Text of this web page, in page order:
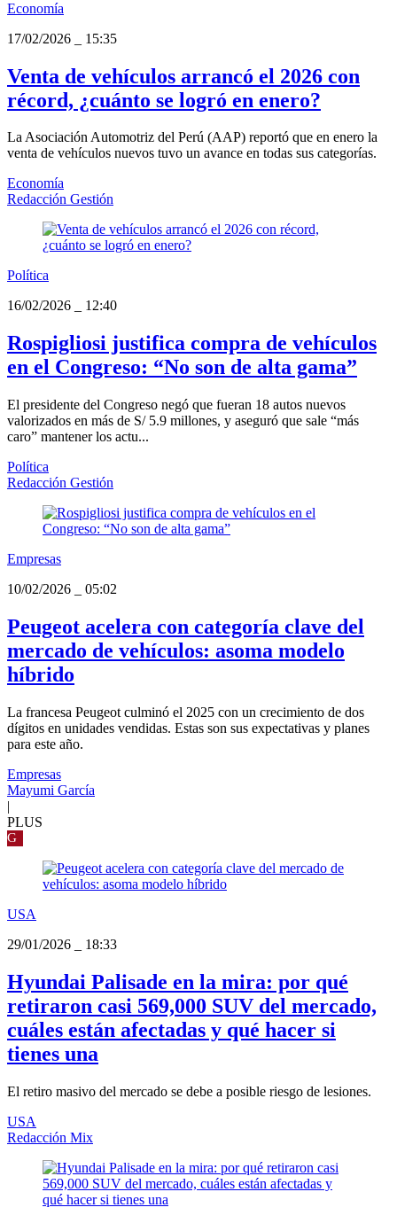
Economía
17/02/2026
15:35
Venta de vehículos arrancó el 2026 con
récord, ¿cuánto se logró en enero?
La Asociación Automotriz del Perú (AAP) reportó que en enero la
venta de vehículos nuevos tuvo un avance en todas sus categorías.
Economía
Redacción Gestión
Política
16/02/2026
12:40
Rospigliosi justifica compra de vehículos
en el Congreso: “No son de alta gama”
El presidente del Congreso negó que fueran 18 autos nuevos
valorizados en más de S/ 5.9 millones, y aseguró que sale “más
caro” mantener los actu...
Política
Redacción Gestión
Empresas
10/02/2026
05:02
Peugeot acelera con categoría clave del
mercado de vehículos: asoma modelo
híbrido
La francesa Peugeot culminó el 2025 con un crecimiento de dos
dígitos en unidades vendidas. Estas son sus expectativas y planes
para este año.
Empresas
Mayumi García
|
PLUS
G
USA
29/01/2026
18:33
Hyundai Palisade en la mira: por qué
retiraron casi 569,000 SUV del mercado,
cuáles están afectadas y qué hacer si
tienes una
El retiro masivo del mercado se debe a posible riesgo de lesiones.
USA
Redacción Mix